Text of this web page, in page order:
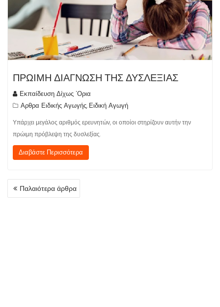
ΠΡΩΙΜΗ ΔΙΑΓΝΩΣΗ ΤΗΣ ΔΥΣΛΕΞΙΑΣ
Εκπαίδευση Δίχως 'Ορια
Αρθρα Ειδικής Αγωγής, Ειδική Αγωγή
Υπάρχει μεγάλος αριθμός ερευνητών, οι οποίοι στηρίζουν αυτήν την
πρώιμη πρόβλεψη της δυσλεξίας.
Διαβάστε Περισσότερα
ΠΛΟΉΓΗΣΗ
ΆΡΘΡΩΝ
Παλαιότερα άρθρα